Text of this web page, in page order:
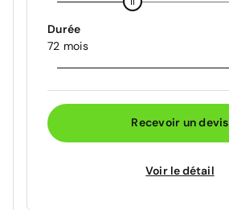
Durée
72 mois
Recevoir un devis
Voir le détail